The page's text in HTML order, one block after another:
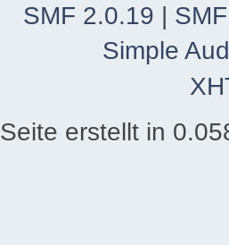
SMF 2.0.19
Simple
Seite erstellt in